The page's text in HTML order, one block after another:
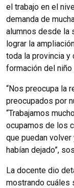
el trabajo en el
demanda de
alumnos desde la
lograr la
toda la provincia y
formación del
“Nos preocupa la
preocupados por
“Trabajamos
ocupamos de los
que puedan
habían dejado”,
La docente dio
mostrando cuáles